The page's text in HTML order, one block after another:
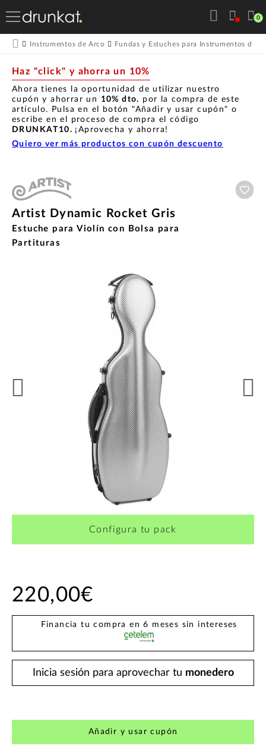
0
Instrumentos de Arco Fundas y Estuches para Instrumentos de
Haz "click" y ahorra un 10%
Ahora tienes la oportunidad de utilizar nuestro
cupón y ahorrar un 10% dto. por la compra de este
artículo. Pulsa en el botón "Añadir y usar cupón" o
escribe en el proceso de compra el código
DRUNKAT10. ¡Aprovecha y ahorra!
Quiero ver más productos con cupón descuento
Artist Dynamic Rocket Gris
Estuche para Violín con Bolsa para
Partituras
Configura tu pack
220,00€
Financia tu compra en 6 meses sin intereses
Inicia sesión para aprovechar tu monedero
Añadir y usar cupón